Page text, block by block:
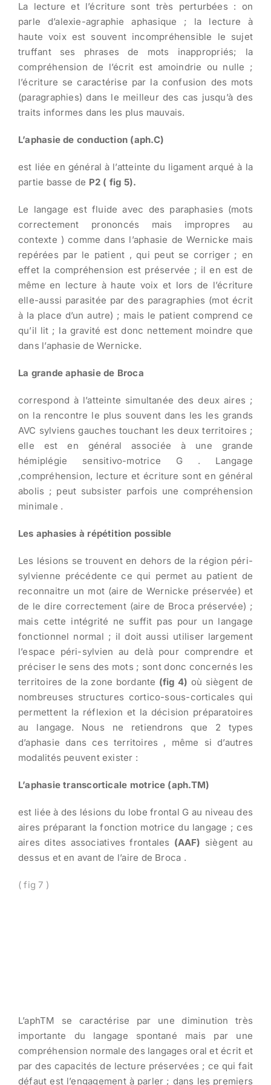
La lecture et l’écriture sont très perturbées : on
parle d’alexie-agraphie aphasique ; la lecture à
haute voix est souvent incompréhensible le sujet
truffant ses phrases de mots inappropriés; la
compréhension de l’écrit est amoindrie ou nulle ;
l’écriture se caractérise par la confusion des mots
(paragraphies) dans le meilleur des cas jusqu’à des
traits informes dans les plus mauvais.
L’aphasie de conduction (aph.C)
est liée en général à l’atteinte du ligament arqué à la
partie basse de P2 ( fig 5).
Le langage est fluide avec des paraphasies (mots
correctement prononcés mais impropres au
contexte ) comme dans l’aphasie de Wernicke mais
repérées par le patient , qui peut se corriger ; en
effet la compréhension est préservée ; il en est de
même en lecture à haute voix et lors de l’écriture
elle-aussi parasitée par des paragraphies (mot écrit
à la place d’un autre) ; mais le patient comprend ce
qu’il lit ; la gravité est donc nettement moindre que
dans l’aphasie de Wernicke.
La grande aphasie de Broca
correspond à l’atteinte simultanée des deux aires ;
on la rencontre le plus souvent dans les les grands
AVC sylviens gauches touchant les deux territoires ;
elle est en général associée à une grande
hémiplégie sensitivo-motrice G . Langage
,compréhension, lecture et écriture sont en général
abolis ; peut subsister parfois une compréhension
minimale .
Les aphasies à répétition possible
Les lésions se trouvent en dehors de la région péri-
sylvienne précédente ce qui permet au patient de
reconnaitre un mot (aire de Wernicke préservée) et
de le dire correctement (aire de Broca préservée) ;
mais cette intégrité ne suffit pas pour un langage
fonctionnel normal ; il doit aussi utiliser largement
l’espace péri-sylvien au delà pour comprendre et
préciser le sens des mots ; sont donc concernés les
territoires de la zone bordante (fig 4) où siègent de
nombreuses structures cortico-sous-corticales qui
permettent la réflexion et la décision préparatoires
au langage. Nous ne retiendrons que 2 types
d’aphasie dans ces territoires , même si d’autres
modalités peuvent exister :
L’aphasie transcorticale motrice (aph.TM)
est liée à des lésions du lobe frontal G au niveau des
aires préparant la fonction motrice du langage ; ces
aires dites associatives frontales (AAF) siègent au
dessus et en avant de l’aire de Broca .
( fig 7 )
L’aphTM se caractérise par une diminution très
importante du langage spontané mais par une
compréhension normale des langages oral et écrit et
par des capacités de lecture préservées ; ce qui fait
défaut est l’engagement à parler ; dans les premiers